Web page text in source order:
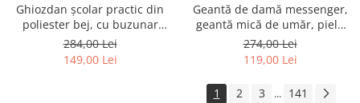
Ghiozdan școlar practic din
poliester bej, cu buzunar
suplimentar și spațiu pentru
o sticlă de apă - Peterson PTR-
PTN 8610-1341 BEIGE
284,00 Lei
149,00 Lei
Geantă de damă messenger,
geantă mică de umăr, piele
ecologică, geantă bej cu
fermoar la modă - Peterson
PTR-PTN MX02-P-7717-D.BE
274,00 Lei
119,00 Lei
1 2 3 ... 141